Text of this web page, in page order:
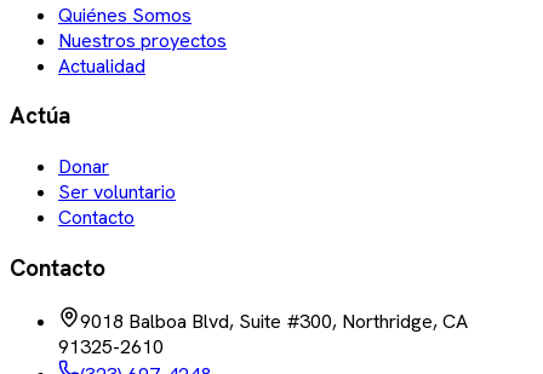
Quiénes Somos
Nuestros proyectos
Actualidad
Actúa
Donar
Ser voluntario
Contacto
Contacto
9018 Balboa Blvd, Suite #300, Northridge, CA
91325-2610